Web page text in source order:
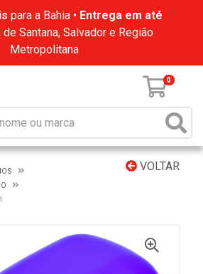
para a Bahia • Entrega em até
Santana, Salvador e Região
Metropolitana
0
VOLTAR